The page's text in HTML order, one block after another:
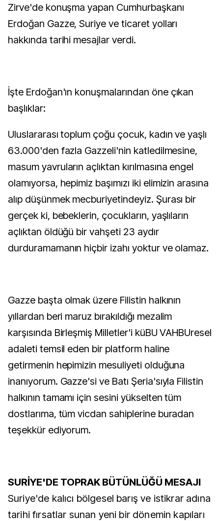
Zirve'de konuşma yapan Cumhurbaşkanı
Erdoğan Gazze, Suriye ve ticaret yolları
hakkında tarihi mesajlar verdi.
İşte Erdoğan'ın konuşmalarından öne çıkan
başlıklar:
Uluslararası toplum çoğu çocuk, kadın ve yaşlı
63.000'den fazla Gazzeli'nin katledilmesine,
masum yavruların açlıktan kırılmasına engel
olamıyorsa, hepimiz başımızı iki elimizin arasına
alıp düşünmek mecburiyetindeyiz. Şurası bir
gerçek ki, bebeklerin, çocukların, yaşlıların
açlıktan öldüğü bir vahşeti 23 aydır
durduramamanın hiçbir izahı yoktur ve olamaz.
Gazze başta olmak üzere Filistin halkının
yıllardan beri maruz bırakıldığı mezalim
karşısında Birleşmiş Milletler'i küBU VAHBUresel
adaleti temsil eden bir platform haline
getirmenin hepimizin mesuliyeti olduğuna
inanıyorum. Gazze'si ve Batı Şeria'sıyla Filistin
halkının tamamı için sesini yükselten tüm
dostlarıma, tüm vicdan sahiplerine buradan
teşekkür ediyorum.
SURİYE'DE TOPRAK BÜTÜNLÜĞÜ MESAJI
Suriye'de kalıcı bölgesel barış ve istikrar adına
tarihi fırsatlar sunan yeni bir dönemin kapıları